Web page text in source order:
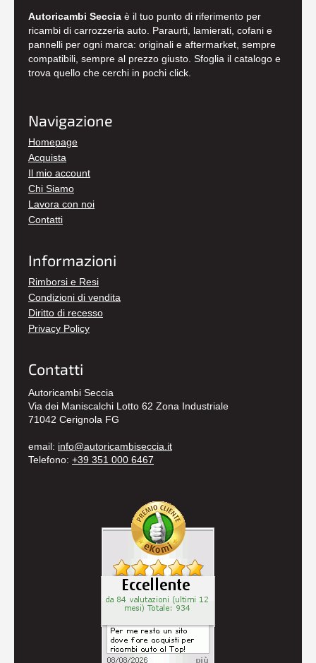
Autoricambi Seccia è il tuo punto di riferimento per
ricambi di carrozzeria auto. Paraurti, lamierati, cofani e
pannelli per ogni marca: originali e aftermarket, sempre
compatibili, sempre al prezzo giusto. Sfoglia il catalogo e
trova quello che cerchi in pochi click.
Navigazione
Homepage
Acquista
Il mio account
Chi Siamo
Lavora con noi
Contatti
Informazioni
Rimborsi e Resi
Condizioni di vendita
Diritto di recesso
Privacy Policy
Contatti
Autoricambi Seccia
Via dei Maniscalchi Lotto 62 Zona Industriale
71042 Cerignola FG
email: info@autoricambiseccia.it
Telefono: +39 351 000 6467